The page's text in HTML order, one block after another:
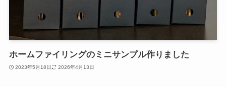
ホームファイリングのミニサンプル作りました
2023年5月18日 2026年4月13日